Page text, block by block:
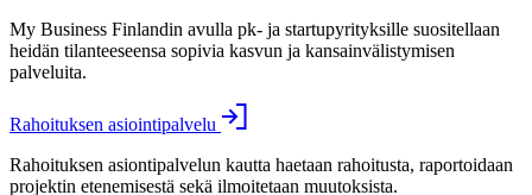
My Business Finlandin avulla pk- ja startupyrityksille suositellaan
heidän tilanteeseensa sopivia kasvun ja kansainvälistymisen
palveluita.
Rahoituksen asiointipalvelu
Rahoituksen asiontipalvelun kautta haetaan rahoitusta, raportoidaan
projektin etenemisestä sekä ilmoitetaan muutoksista.